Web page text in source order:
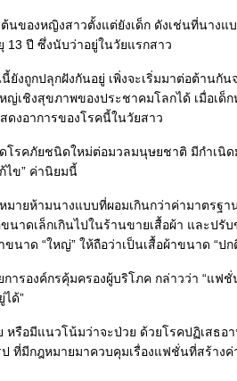
ของหญิงสาวตั้งแต่ยังเด็ก ดังเช่นที่นางแ
13 ปี ซึ่งนับว่าอยู่ในวัยแรกสาว
ยังถูกปลุกฝังกันอยู่ เพิ่งจะเริ่มมาต่อต้านกัน
ญ่เชิงสุขภาพของประชาคมโลกได้ เมื่อเด็
ดงอาการของโรคนี้ในวัยสาว
โรคภัยชนิดใหม่ต่อมวลมนุษยชาติ มีกำเนิ
ไข” ค่านิยมนี้
มายห้ามนางแบบที่ผอมเกินกว่าค่ามาตรฐ
าดเล็กเกินไปในร้านขายเสื้อผ้า และปรับ
ขนาด “ใหญ่” ให้ถือว่าเป็นเสื้อผ้าขนาด “ปก
การองค์กรคุ้มครองผู้บริโภค กล่าวว่า “แฟ
ด้”
รือมีแนวโน้มว่าจะป่วย ด้วยโรคปฏิเสธอ
ป ที่มีกฎหมายมาควบคุมเรื่องแฟชั่นที่สร้า